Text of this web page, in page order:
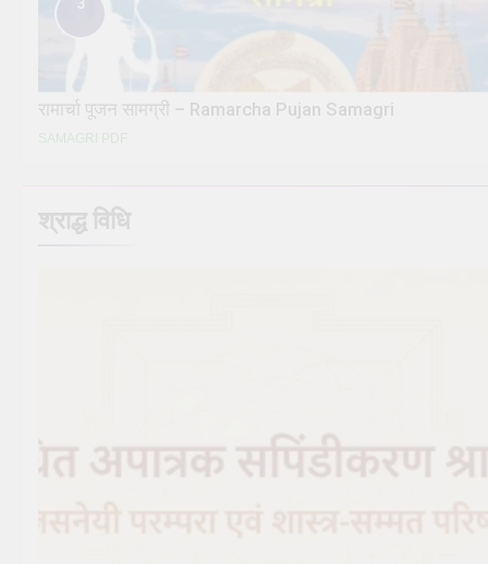
रामार्चा पूजन सामग्री – Ramarcha Pujan Samagri
SAMAGRI PDF
श्राद्ध विधि